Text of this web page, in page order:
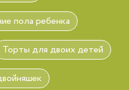
пола ребенка
Торты для двоих детей